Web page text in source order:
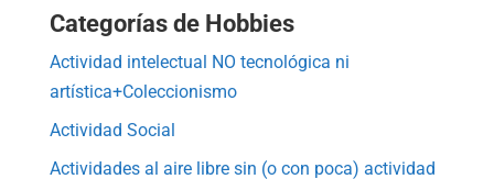
Categorías de Hobbies
Actividad intelectual NO tecnológica ni
artística+Coleccionismo
Actividad Social
Actividades al aire libre sin (o con poca) actividad